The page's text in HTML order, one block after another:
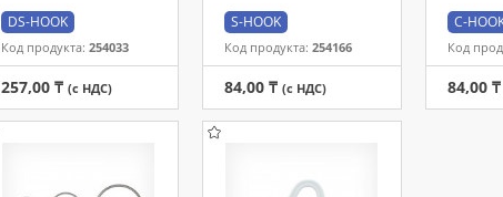
DS-HOOK
Код продукта: 254033
257,00 ₸ (с НДС)
S-HOOK
Код продукта: 254166
84,00 ₸ (с НДС)
C-
Код
84,00 ₸